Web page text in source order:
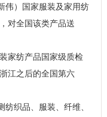
）国家服装及家用纺
对全国该类产品送
纺产品国家级质检
江之后的全国第六
织品、服装、纤维、